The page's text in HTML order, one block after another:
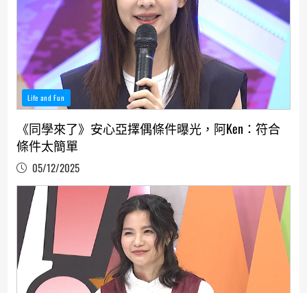
Life and Fun
《同學來了》安心亞擇偶條件曝光，阿Ken：符合
條件太簡單
05/12/2025